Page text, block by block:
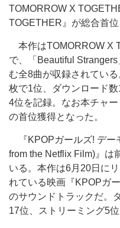
TOMORROW X
TOGETHER』が総合首位
本作はTOMORROW X
で、「Beautiful
む全8曲が収録されてい
枚で1位、ダウンロード
4位を記録。なお本チャ
の首位獲得となった。
『KPOPガールズ! デー
from the Netflix Film)』は
いる。本作は6月20日に
れている映画『KPOPガ
のサウンドトラックだ。
17位、ストリーミング5